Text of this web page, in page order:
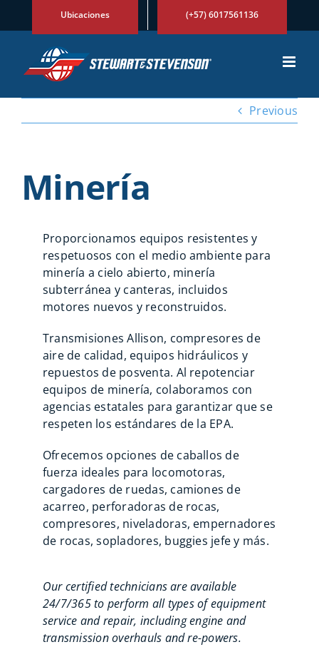
Ubicaciones (+57) 6017561136
Previous
Minería
Proporcionamos equipos resistentes y
respetuosos con el medio ambiente para
minería a cielo abierto, minería
subterránea y canteras, incluidos
motores nuevos y reconstruidos.
Transmisiones Allison, compresores de
aire de calidad, equipos hidráulicos y
repuestos de posventa. Al repotenciar
equipos de minería, colaboramos con
agencias estatales para garantizar que se
respeten los estándares de la EPA.
Ofrecemos opciones de caballos de
fuerza ideales para locomotoras,
cargadores de ruedas, camiones de
acarreo, perforadoras de rocas,
compresores, niveladoras, empernadores
de rocas, sopladores, buggies jefe y más.
Our certified technicians are available
24/7/365 to perform all types of equipment
service and repair, including engine and
transmission overhauls and re-powers.